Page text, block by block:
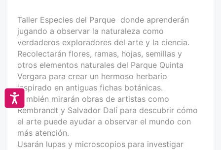
Accesibilidad
Taller Especies del Parque donde aprenderán
jugando a observar la naturaleza como
verdaderos exploradores del arte y la ciencia.
Recolectarán flores, ramas, hojas, semillas y
otros elementos naturales del Parque Quinta
Vergara para crear un hermoso herbario
inspirado en antiguas fichas botánicas.
También mirarán obras de artistas como
Rembrandt y Salvador Dalí para descubrir cómo
el arte puede ayudar a observar el mundo con
más atención.
Usarán lupas y microscopios para investigar